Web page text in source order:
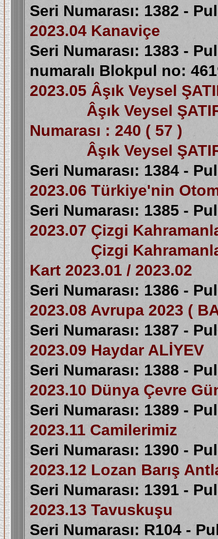
Seri Numarası: 1382 -
2023.04 Kanaviçe
Seri Numarası: 1383 -
numaralı Blokpul no:
2023.05 Âşık Veysel
Âşık Veysel
Numarası : 240 ( 57 )
Âşık Veysel
Seri Numarası: 1384 -
2023.06 Türkiye'nin
Seri Numarası: 1385 -
2023.07 Çizgi
Çizgi Kahramanlar (
Kart 2023.01 / 2023.02
Seri Numarası: 1386 -
2023.08 Avrupa 2023 (
Seri Numarası: 1387 -
2023.09 Haydar ALİYEV
Seri Numarası: 1388 -
2023.10 Dünya Çevre
Seri Numarası: 1389 -
2023.11 Camilerimiz
Seri Numarası: 1390 -
2023.12 Lozan Barış
Seri Numarası: 1391 -
2023.13 Tavuskuşu
Seri Numarası: R104 -